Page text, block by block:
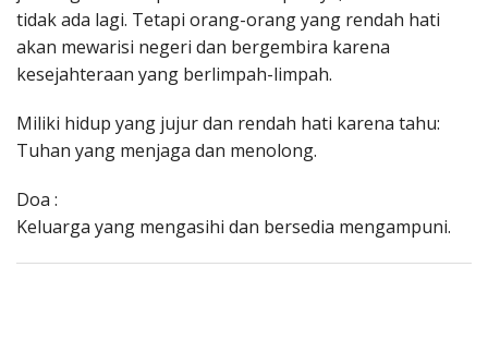
tidak ada lagi. Tetapi orang-orang yang rendah hati
akan mewarisi negeri dan bergembira karena
kesejahteraan yang berlimpah-limpah.
Miliki hidup yang jujur dan rendah hati karena tahu:
Tuhan yang menjaga dan menolong.
Doa :
Keluarga yang mengasihi dan bersedia mengampuni.